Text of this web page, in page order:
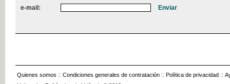
e-mail:
Quienes somos :: Condiciones generales de contratación :: Política de privacidad ::